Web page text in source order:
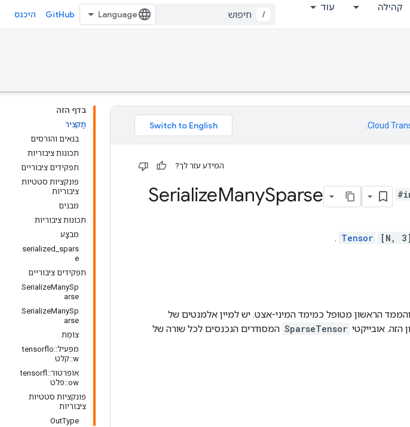
קהילה עוד
/
GitHub היכנס
בדף הזה
תַקצִיר
בנאים והורסים
תכונות ציבוריות
תפקידים ציבוריים
פונקציות סטטיות
ציבוריות
מבנים
תכונות ציבוריות
מִבצָע
serialized_spars
e
תפקידים ציבוריים
SerializeManySp
arse
SerializeManySp
arse
צוֹמֶת
מפעיל::tensorflo
w::קלט
אופרטור::tensorfl
ow::פלט
פונקציות סטטיות
ציבוריות
OutType
Cloud
המידע עזר לך?
ManySparse
Tensor [N, 3]
.
אובייקטי SparseTensor המסודרים הנכנסים לכל שורה של